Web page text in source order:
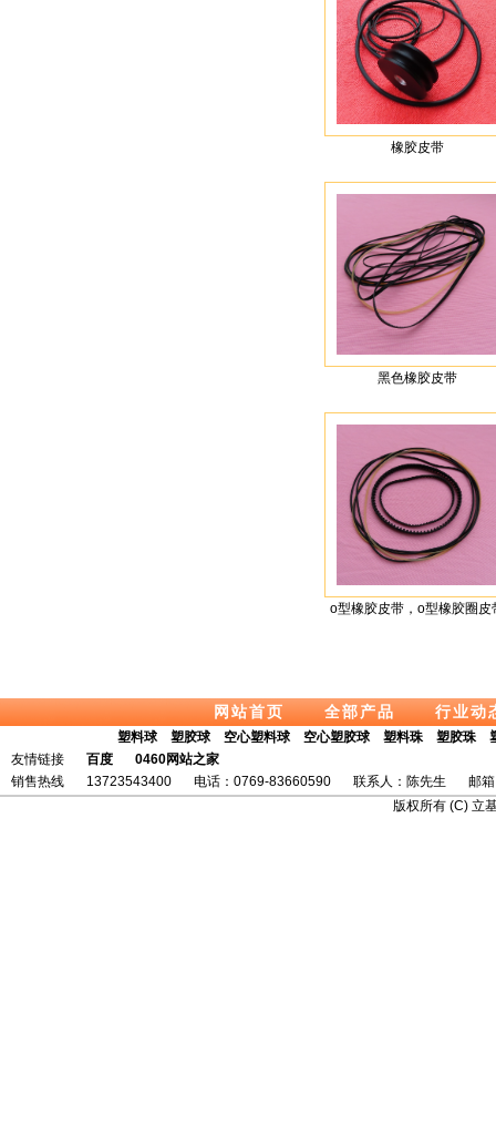
橡胶皮带
黑色橡胶皮带
o型橡胶皮带，o型橡胶圈皮
网站首页 全部产品 行业动
塑料球 塑胶球 空心塑料球 空心塑胶球 塑料珠 塑胶珠
友情链接
百度
0460网站之家
销售热线
13723543400 电话：0769-83660590 联系人：陈先生
邮
版权所有 (C) 立